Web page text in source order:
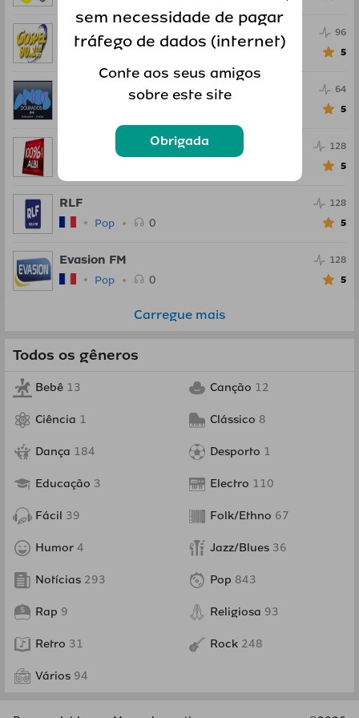
Radio Gospel FM
Pop
96
5
Anos Dourados FM
64
5
100percent Radio
128
5
RLF
Pop 0
128
5
Evasion FM
Pop 0
128
5
Carregue mais
Todos os gêneros
Bebê 13 Canção 12
Ciência 1 Clássico 8
Dança 184 Desporto 1
Educação 3 Electro 110
Fácil 39 Folk/Ethno 67
Humor 4 Jazz/Blues 36
Notícias 293 Pop 843
Rap 9 Religiosa 93
Retro 31 Rock 248
Vários 94
sem necessidade de pagar
tráfego de dados (internet)
Conte aos seus amigos
sobre este site
Obrigada